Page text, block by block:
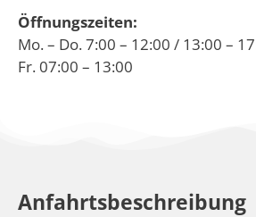
Öffnungszeiten:
Mo. – Do. 7:00 – 12:00 / 13:00 –
Fr. 07:00 – 13:00
Anfahrtsbeschreibung